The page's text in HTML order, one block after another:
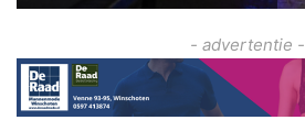
- advertentie -